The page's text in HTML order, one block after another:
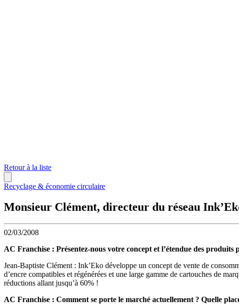
Retour à la liste
Recyclage & économie circulaire
Monsieur Clément, directeur du réseau
02/03/2008
AC Franchise : Présentez-nous votre concept et l’étendue des produits
Jean-Baptiste Clément : Ink’Eko développe un concept de vente de
d’encre compatibles et régénérées et une large gamme de cartouches de
réductions allant jusqu’à 60% !
AC Franchise : Comment se porte le marché actuellement ? Quelle